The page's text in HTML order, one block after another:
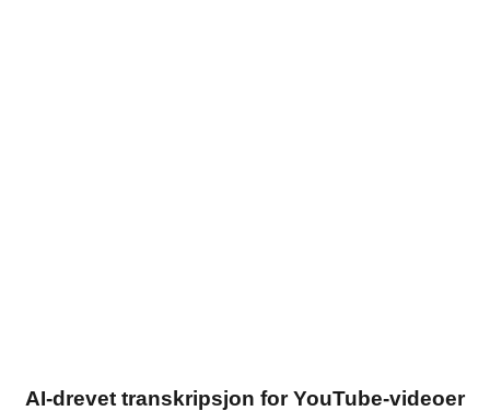
AI-drevet transkripsjon for YouTube-videoer